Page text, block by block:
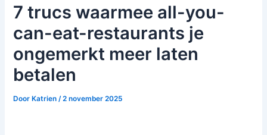
7 trucs waarmee all-you-
can-eat-restaurants je
ongemerkt meer laten
betalen
Door Katrien/2 november 2025